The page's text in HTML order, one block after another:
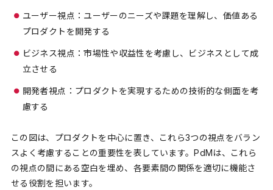
ユーザー視点：ユーザーのニーズや課題を理解し、価値ある
プロダクトを開発する
ビジネス視点：市場性や収益性を考慮し、ビジネスとして成
立させる
開発者視点：プロダクトを実現するための技術的な側面を考
慮する
この図は、プロダクトを中心に置き、これら3つの視点をバラン
スよく考慮することの重要性を表しています。PdMは、これら
の視点の間にある空白を埋め、各要素間の関係を適切に機能さ
せる役割を担います。